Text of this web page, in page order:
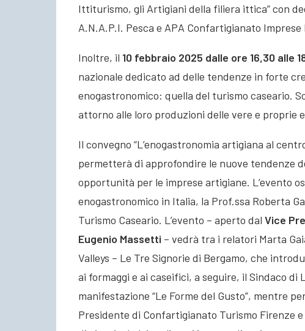
Ittiturismo, gli Artigiani della filiera ittica” con
A.N.A.P.I. Pesca e APA Confartigianato Imprese
Inoltre, il 10 febbraio 2025 dalle ore 16,30 alle
nazionale dedicato ad delle tendenze in forte
enogastronomico: quella del turismo caseario.
attorno alle loro produzioni delle vere e proprie
Il convegno “L’enogastronomia artigiana al
permetterà di approfondire le nuove tendenze
opportunità per le imprese artigiane. L’evento
enogastronomico in Italia, la Prof.ssa Roberta
Turismo Caseario. L’evento – aperto dal Vice
Eugenio Massetti – vedrà tra i relatori Marta
Valleys – Le Tre Signorie di Bergamo, che
ai formaggi e ai caseifici, a seguire, il Sindaco
manifestazione “Le Forme del Gusto”, mentre
Presidente di Confartigianato Turismo Firenze